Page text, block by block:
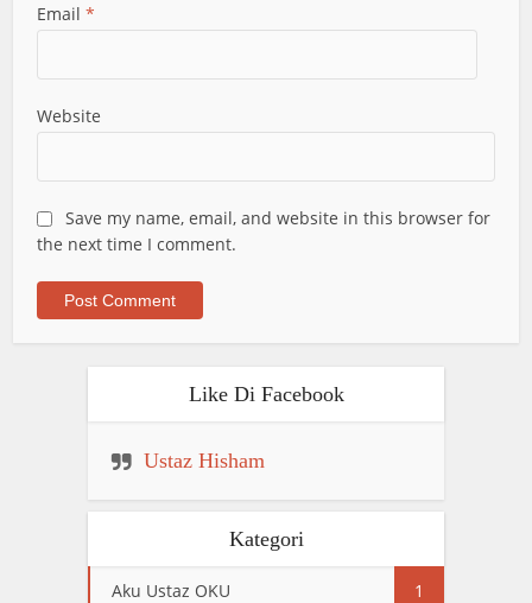
Email*
Website
Save my name, email, and website in this browser for
the next time I comment.
Like Di Facebook
Ustaz Hisham
Kategori
Aku Ustaz OKU 1